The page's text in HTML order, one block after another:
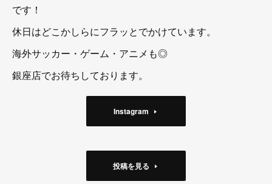
です！
休日はどこかしらにフラッとでかけています。
海外サッカー・ゲーム・アニメも◎
銀座店でお待ちしております。
Instagram
投稿を見る